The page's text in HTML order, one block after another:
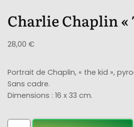
Charlie Chaplin «
28,00 €
Portrait de Chaplin, « the kid »,
Sans cadre.
Dimensions : 16 x 33 cm.